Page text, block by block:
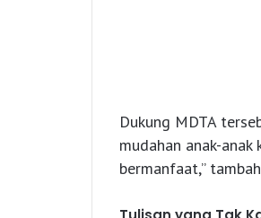
Dukung MDTA
mudahan anak-
bermanfaat,”